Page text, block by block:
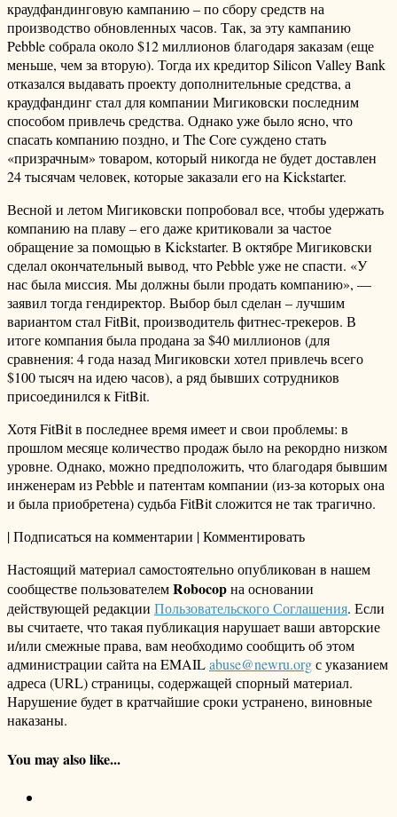
краудфандинговую кампанию – по сбору средств на
производство обновленных часов. Так, за эту кампанию
Pebble собрала около $12 миллионов благодаря заказам (еще
меньше, чем за вторую). Тогда их кредитор Silicon Valley Bank
отказался выдавать проекту дополнительные средства, а
краудфандинг стал для компании Мигиковски последним
способом привлечь средства. Однако уже было ясно, что
спасать компанию поздно, и The Core суждено стать
«призрачным» товаром, который никогда не будет доставлен
24 тысячам человек, которые заказали его на Kickstarter.
Весной и летом Мигиковски попробовал все, чтобы удержать
компанию на плаву – его даже критиковали за частое
обращение за помощью в Kickstarter. В октябре Мигиковски
сделал окончательный вывод, что Pebble уже не спасти. «У
нас была миссия. Мы должны были продать компанию», —
заявил тогда гендиректор. Выбор был сделан – лучшим
вариантом стал FitBit, производитель фитнес-трекеров. В
итоге компания была продана за $40 миллионов (для
сравнения: 4 года назад Мигиковски хотел привлечь всего
$100 тысяч на идею часов), а ряд бывших сотрудников
присоединился к FitBit.
Хотя FitBit в последнее время имеет и свои проблемы: в
прошлом месяце количество продаж было на рекордно низком
уровне. Однако, можно предположить, что благодаря бывшим
инженерам из Pebble и патентам компании (из-за которых она
и была приобретена) судьба FitBit сложится не так трагично.
| Подписаться на комментарии | Комментировать
Настоящий материал самостоятельно опубликован в нашем
сообществе пользователемRobocopна основании
действующей редакции Пользовательского Соглашения. Если
вы считаете, что такая публикация нарушает ваши авторские
и/или смежные права, вам необходимо сообщить об этом
администрации сайта на EMAILabuse@newru.orgс указанием
адреса (URL) страницы, содержащей спорный материал.
Нарушение будет в кратчайшие сроки устранено, виновные
наказаны.
You may also like...